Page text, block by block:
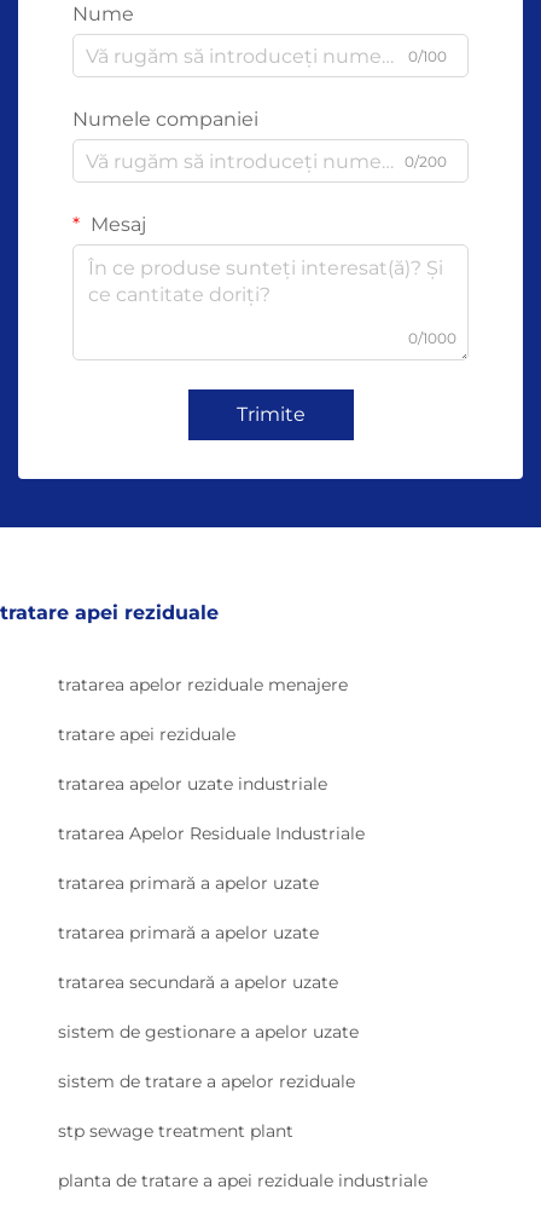
Nume
0/100
Numele companiei
0/200
Mesaj
0/1000
Trimite
tratare apei reziduale
tratarea apelor reziduale menajere
tratare apei reziduale
tratarea apelor uzate industriale
tratarea Apelor Residuale Industriale
tratarea primară a apelor uzate
tratarea primară a apelor uzate
tratarea secundară a apelor uzate
sistem de gestionare a apelor uzate
sistem de tratare a apelor reziduale
stp sewage treatment plant
planta de tratare a apei reziduale industriale